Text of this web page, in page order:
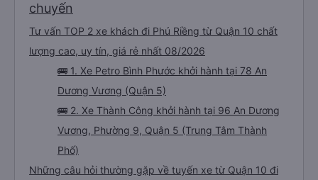
chuyến
Tư vấn TOP 2 xe khách đi Phú Riềng từ Quận 10 chất
lượng cao, uy tín, giá rẻ nhất 08/2026
🚌 1. Xe Petro Bình Phước khởi hành tại 78 An
Dương Vương (Quận 5)
🚌 2. Xe Thành Công khởi hành tại 96 An Dương
Vương, Phường 9, Quận 5 (Trung Tâm Thành
Phố)
Những câu hỏi thường gặp về tuyến xe từ Quận 10 đi